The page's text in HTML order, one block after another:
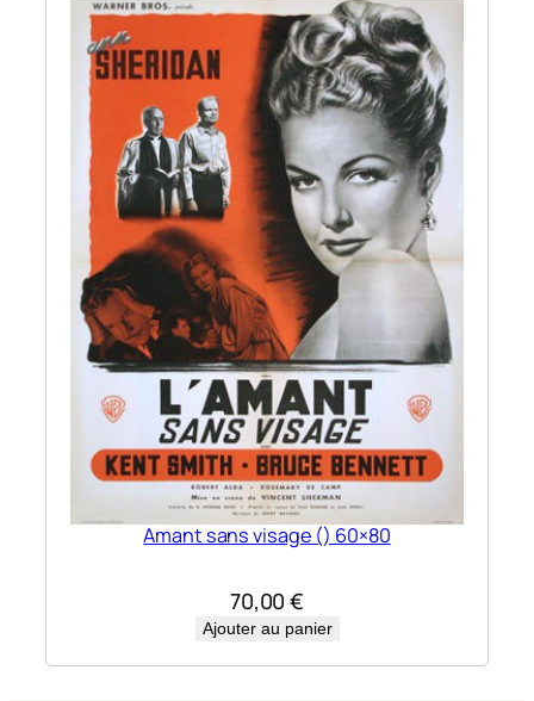
Amant sans visage () 60×80
70,00€
Ajouter au panier